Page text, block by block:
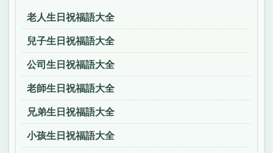
老人生日祝福語大全
兒子生日祝福語大全
公司生日祝福語大全
老師生日祝福語大全
兄弟生日祝福語大全
小孩生日祝福語大全